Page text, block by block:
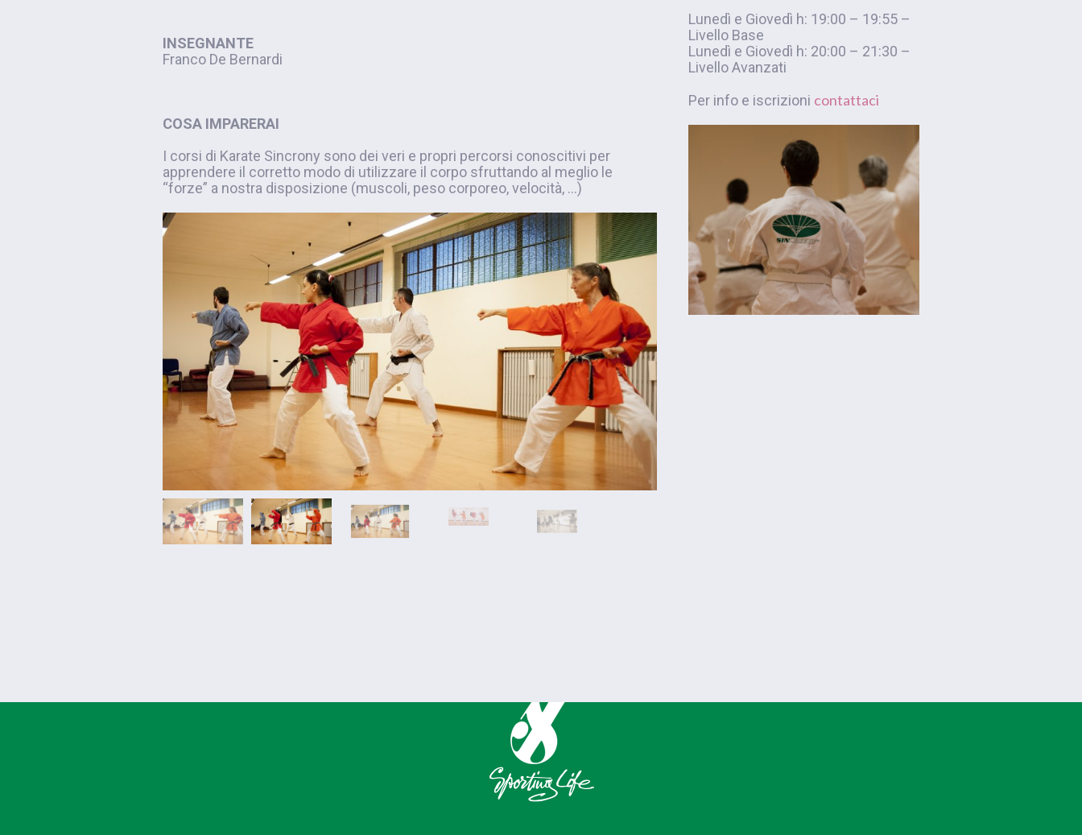
INSEGNANTE
Franco De Bernardi
COSA IMPARERAI
I corsi di Karate Sincrony sono dei veri e propri percorsi conoscitivi per
apprendere il corretto modo di utilizzare il corpo sfruttando al meglio le
“forze” a nostra disposizione (muscoli, peso corporeo, velocità, …)
Lunedì e Giovedì h: 19:00 – 19:55 –
Livello Base
Lunedì e Giovedì h: 20:00 – 21:30 –
Livello Avanzati
Per info e iscrizioni contattaci